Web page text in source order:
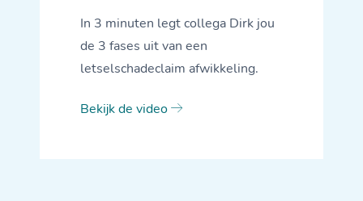
In 3 minuten legt collega Dirk jou
de 3 fases uit van een
letselschadeclaim afwikkeling.
Bekijk de video